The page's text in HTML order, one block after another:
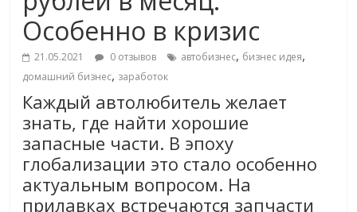
Особенно в кризис
21.05.2021 0 отзывов автобизнес, бизнес идея,
домашний бизнес, заработок
Каждый автолюбитель желает
знать, где найти хорошие
запасные части. В эпоху
глобализации это стало особенно
актуальным вопросом. На
прилавках встречаются запчасти